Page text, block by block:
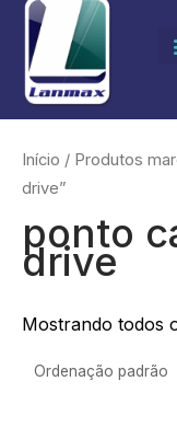
para
conteúdo
Início / Produtos
drive”
ponto
drive
Mostrando todos